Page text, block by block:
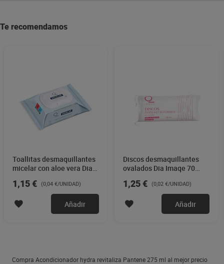
Te recomendamos
Toallitas desmaquillantes
micelar con aloe vera Dia
1,15 € (0,04 €/UNIDAD)
Añadir
Discos desmaquillantes
ovalados Dia Imaqe 70
1,25 € (0,02 €/UNIDAD)
Añadir
Compra Acondicionador hydra revitaliza Pantene 275 ml al mejor precio